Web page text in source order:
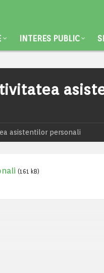
INTERES PUBLIC
asistentilor personali
(161 kB)